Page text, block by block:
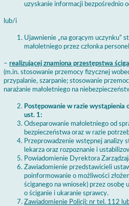
uzyskanie informacji bezpośrednio
lub/i
Ujawnienie „na gorącym uczynku”
małoletniego przez członka
– realizującej znamiona przestępstwa
(m.in. stosowanie przemocy fizycznej
przypalanie, szarpanie; stosowanie
narażanie małoletniego na
Postępowanie w razie wystąpienia
ust. 1:
Odseparowanie małoletniego od
bezpieczeństwa oraz w razie
Przeprowadzenie wstępnej analizy
lekarza oraz rozpoznanie i
Powiadomienie Dyrektora
Zawiadomienie przedstawicieli
poinformowanie o możliwości
ściganego na wniosek) przez
o ściganie i ukaranie sprawcy.
Zawiadomienie Policji: nr tel. 112